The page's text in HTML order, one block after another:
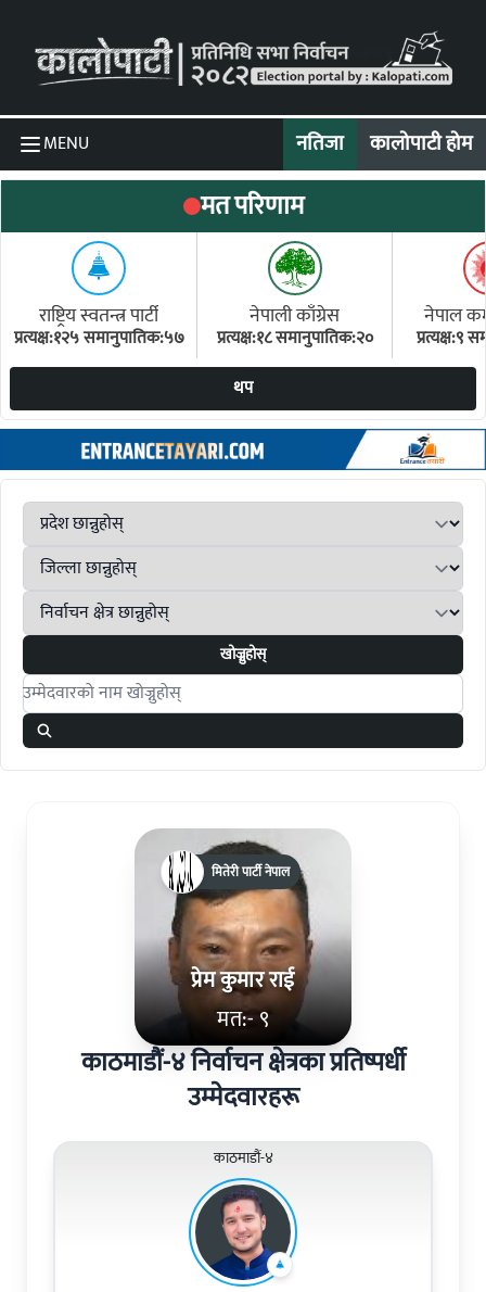
MENU नतिजा कालोपाटी होम
मत परिणाम
राष्ट्रिय स्वतन्त्र पार्टी
प्रत्यक्ष:१२५ समानुपातिक:५७
नेपाली काँग्रेस
प्रत्यक्ष:१८ समानुपातिक:२०
नेपाल
प्रत्यक्ष:९
थप
खोज्नुहोस्
Search candidates
प्रेम कुमार राई
मत:- ९
मितेरी पार्टी नेपाल
काठमाडौं-४ निर्वाचन क्षेत्रका प्रतिष्पर्धी
उम्मेदवारहरू
काठमाडौं-४